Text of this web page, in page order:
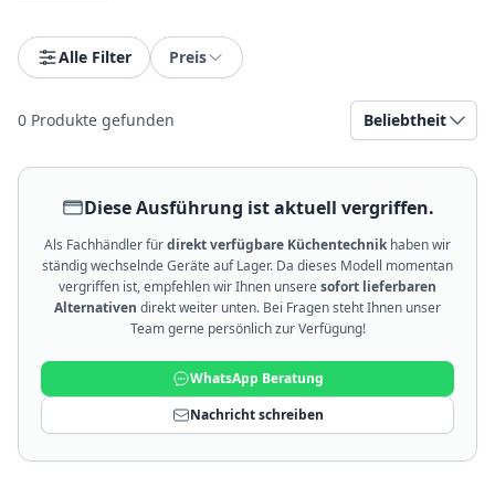
Reinigungsleistung. Bei Vogt Küchentechnik erhalten Sie
solide Markenqualität.
Alle Filter Preis
0 Produkte gefunden Beliebtheit
Diese Ausführung ist aktuell vergriffen.
Als Fachhändler fürdirekt verfügbare Küchentechnikhaben wir
ständig wechselnde Geräte auf Lager. Da dieses Modell momentan
vergriffen ist, empfehlen wir Ihnen unseresofort lieferbaren
Alternativen direkt weiter unten. Bei Fragen steht Ihnen unser
Team gerne persönlich zur Verfügung!
WhatsApp Beratung
Nachricht schreiben